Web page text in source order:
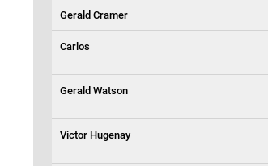
Gerald Cramer
Carlos
Gerald Watson
Victor Hugenay